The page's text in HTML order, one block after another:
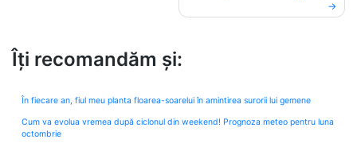
Îți recomandăm și:
În fiecare an, fiul meu planta floarea-soarelui în amintirea surorii lui gemene
Cum va evolua vremea după ciclonul din weekend! Prognoza meteo pentru luna
octombrie